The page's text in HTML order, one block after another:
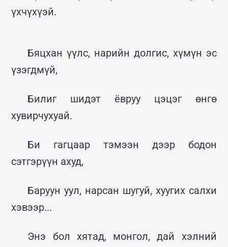
үхчүхүэй.
Бяцхан үүлс, нарийн долгис, хүмүн эс
үзэгдмүй,
Билиг шидэт ёвруу цэцэг өнгө
хувирчухуай.
Би гагцаар тэмээн дээр бодон
сэтгэрүүн ахуд,
Баруун уул, нарсан шугуй, хуугих салхи
хэвээр...
Энэ бол хятад, монгол, дай хэлний